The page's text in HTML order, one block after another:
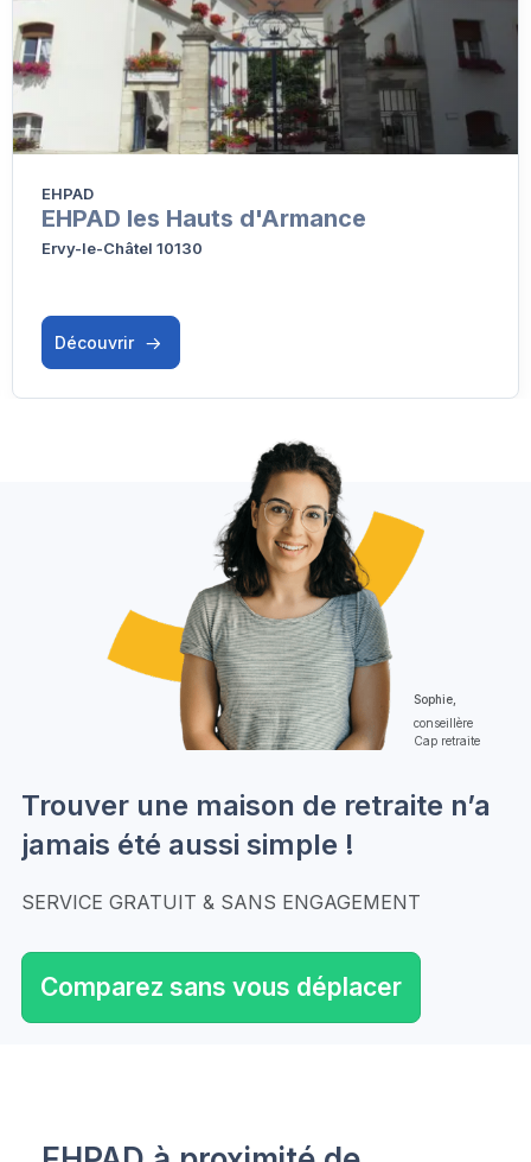
EHPAD
EHPAD les Hauts d'Armance
Ervy-le-Châtel 10130
Découvrir
Sophie,
conseillère
Cap retraite
Trouver une maison de retraite n’a
jamais été aussi simple !
SERVICE GRATUIT & SANS ENGAGEMENT
Comparez sans vous déplacer